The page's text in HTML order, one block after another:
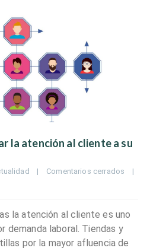
la atención al cliente a su
| Comentarios cerrados
|
la atención al cliente es uno
demanda laboral. Tiendas y
por la mayor afluencia de